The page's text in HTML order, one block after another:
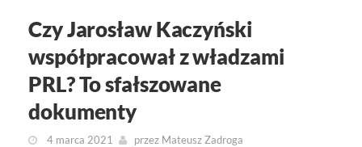
Czy Jarosław Kaczyński
współpracował z władzami
PRL? To sfałszowane
dokumenty
4 marca 2021 przez Mateusz Zadroga